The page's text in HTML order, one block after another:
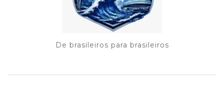
De brasileiros para brasileiros